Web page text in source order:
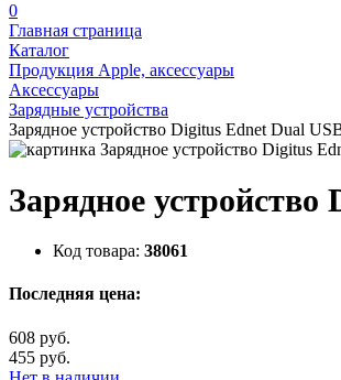
0
Главная страница
Каталог
Продукция Apple, аксессуары
Аксессуары
Зарядные устройства
Зарядное устройство Digitus Ednet Dual
Зарядное
Код товара: 38061
Последняя цена:
608 руб.
455 руб.